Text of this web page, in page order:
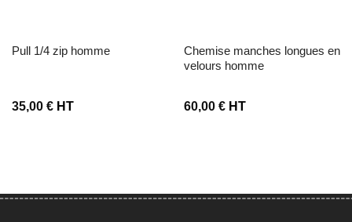
pull 1/4 zip homme
35,00 €HT
chemise manches longues en
velours homme
60,00 €HT